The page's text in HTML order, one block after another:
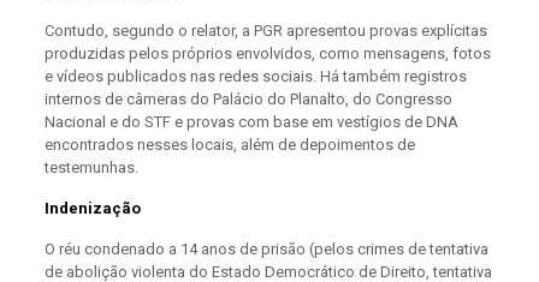
Contudo, segundo o relator, a PGR apresentou provas explícitas
produzidas pelos próprios envolvidos, como mensagens, fotos
e vídeos publicados nas redes sociais. Há também registros
internos de câmeras do Palácio do Planalto, do Congresso
Nacional e do STF e provas com base em vestígios de DNA
encontrados nesses locais, além de depoimentos de
testemunhas.
Indenização
O réu condenado a 14 anos de prisão (pelos crimes de tentativa
de abolição violenta do Estado Democrático de Direito, tentativa